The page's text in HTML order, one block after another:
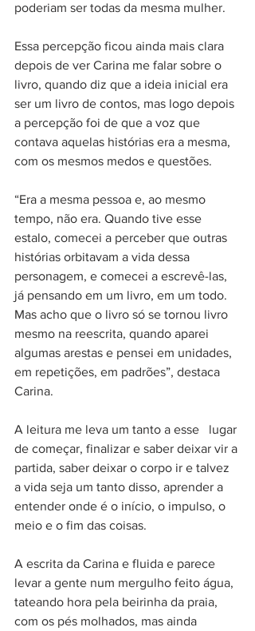
poderiam ser todas da mesma mulher. ⠀
Essa percepção ficou ainda mais clara
depois de ver Carina me falar sobre o
livro, quando diz que a ideia inicial era
ser um livro de contos, mas logo depois
a percepção foi de que a voz que
contava aquelas histórias era a mesma,
com os mesmos medos e questões.⠀
“Era a mesma pessoa e, ao mesmo
tempo, não era. Quando tive esse
estalo, comecei a perceber que outras
histórias orbitavam a vida dessa
personagem, e comecei a escrevê-las,
já pensando em um livro, em um todo.
Mas acho que o livro só se tornou livro
mesmo na reescrita, quando aparei
algumas arestas e pensei em unidades,
em repetições, em padrões”, destaca
Carina.⠀
A leitura me leva um tanto a esse⠀lugar
de começar, finalizar e saber deixar vir a
partida, saber deixar o corpo ir e talvez
a vida seja um tanto disso, aprender a
entender onde é o início, o impulso, o
meio e o fim das coisas. ⠀
A escrita da Carina e fluida e parece
levar a gente num mergulho feito água,
tateando hora pela beirinha da praia,
com os pés molhados, mas ainda